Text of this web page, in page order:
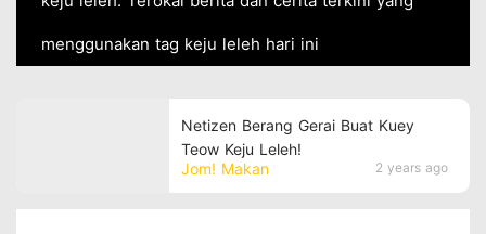
menggunakan tag keju leleh hari ini
Jom! Makan 2 years ago
Netizen Berang Gerai Buat Kuey
Teow Keju Leleh!